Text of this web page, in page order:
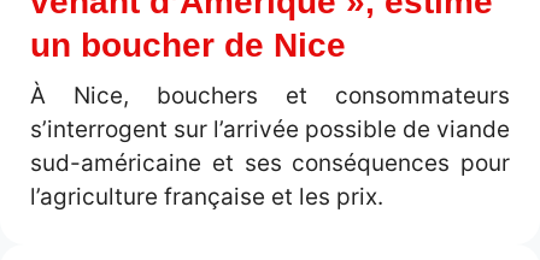
un boucher de Nice
À Nice, bouchers et consommateurs
s’interrogent sur l’arrivée possible de viande
sud-américaine et ses conséquences pour
l’agriculture française et les prix.